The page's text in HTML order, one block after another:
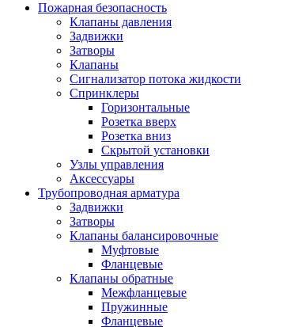
Пожарная безопасность
Клапаны давления
Задвижки
Затворы
Клапаны
Сигнализатор потока жидкости
Спринклеры
Горизонтальные
Розетка вверх
Розетка вниз
Скрытой установки
Узлы управления
Аксессуары
Трубопроводная арматура
Задвижки
Затворы
Клапаны балансировочные
Муфтовые
Фланцевые
Клапаны обратные
Межфланцевые
Пружинные
Фланцевые